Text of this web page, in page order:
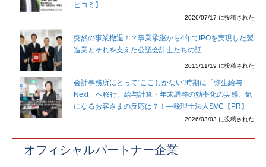
ビコミ】
2026/07/17 に投稿された
突然の事業撤退！？事業承継から4年でIPOを実現した製
造業とそれを支えた公認会計士たちの話
2015/11/19 に投稿された
会計事務所にとって”ここしかない”時期に「弥生給与
Next」へ移行。給与計算・年末調整の効率化の実感、気
になるお客さまの反応は？！―税理士法人SVC【PR】
2026/03/03 に投稿された
オフィシャルパートナー企業